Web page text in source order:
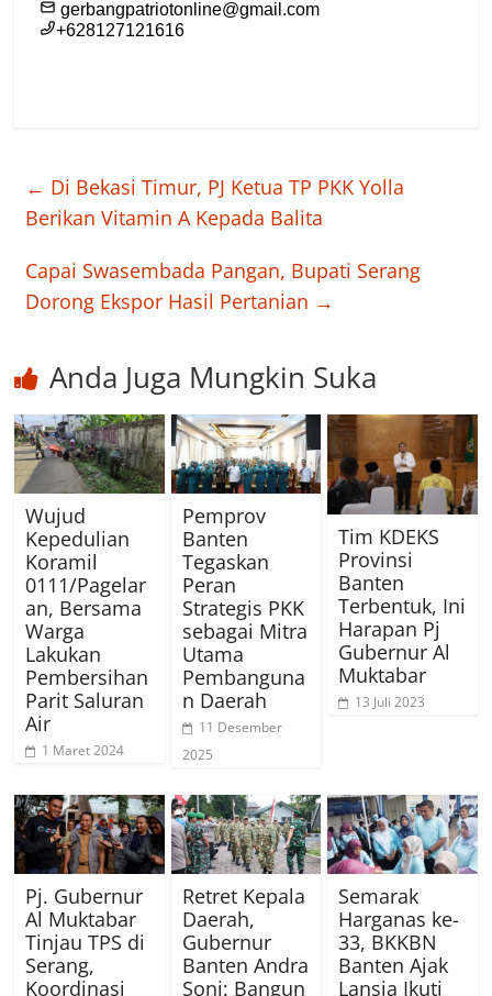
← Di Bekasi Timur, PJ Ketua TP PKK Yolla
Berikan Vitamin A Kepada Balita
Capai Swasembada Pangan, Bupati Serang
Dorong Ekspor Hasil Pertanian →
Anda Juga Mungkin Suka
Wujud
Kepedulian
Koramil
0111/Pagelar
an, Bersama
Warga
Lakukan
Pembersihan
Parit Saluran
Air
1 Maret 2024
Pemprov
Banten
Tegaskan
Peran
Strategis PKK
sebagai Mitra
Utama
Pembanguna
n Daerah
11 Desember
2025
Tim KDEKS
Provinsi
Banten
Terbentuk, Ini
Harapan Pj
Gubernur Al
Muktabar
13 Juli 2023
Pj. Gubernur
Al Muktabar
Tinjau TPS di
Serang,
Koordinasi
Retret Kepala
Daerah,
Gubernur
Banten Andra
Soni: Bangun
Semarak
Harganas ke-
33, BKKBN
Banten Ajak
Lansia Ikuti